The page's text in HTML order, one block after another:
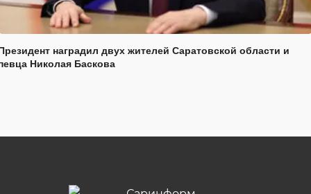
наградил двух жителей Саратовской области и
Николая Баскова